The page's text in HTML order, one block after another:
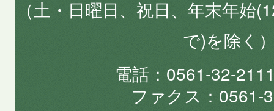
（土・日曜日、祝日、年末年始
で)を除く
電話
0561-32-
ファクス
0561-